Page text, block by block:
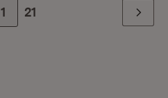
Zur Seite
1 Zur letzten Seite
21 Weiter